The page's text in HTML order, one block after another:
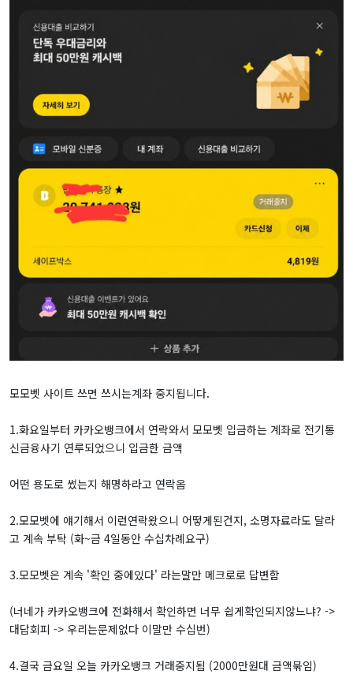
모모벳 사이트 쓰면 쓰시는계좌 중지됩니다.
1.화요일부터 카카오뱅크에서 연락와서 모모벳 입금하는 계좌로 전기통
신금융사기 연루되었으니 입금한 금액
어떤 용도로 썼는지 해명하라고 연락옴
2.모모벳에 얘기해서 이런연락왔으니 어떻게된건지, 소명자료라도 달라
고 계속 부탁 (화~금 4일동안 수십차례요구)
3.모모벳은 계속 '확인 중에있다' 라는말만 메크로로 답변함
(너네가 카카오뱅크에 전화해서 확인하면 너무 쉽게확인되지않느냐? ->
대답회피 -> 우리는문제없다 이말만 수십번)
4.결국 금요일 오늘 카카오뱅크 거래중지됨 (2000만원대 금액묶임)